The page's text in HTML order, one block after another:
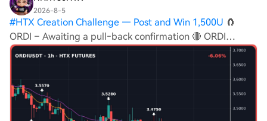
2026-8-5
#HTX Creation Challenge — Post and Win 1,500U 🧲
ORDI – Awaiting a pull‑back confirmation 🔴 ORDI
SHORT 🎯 Entry: 3.356 – 3.359 🛑 Stop Loss: 3.425 🎯 TP:
3.290 - 3.223 - 3.156 🧠 Plan & Logic The market is in an
early‑transition regime, and the price